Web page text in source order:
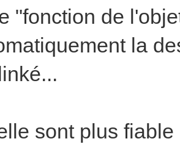
"fonction de
la
sont plus